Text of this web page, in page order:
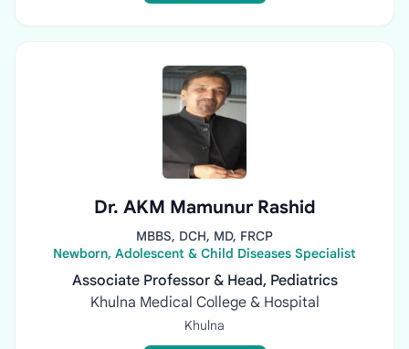
Dr. AKM Mamunur Rashid
MBBS, DCH, MD, FRCP
Newborn, Adolescent & Child Diseases Specialist
Associate Professor & Head, Pediatrics
Khulna Medical College & Hospital
Khulna